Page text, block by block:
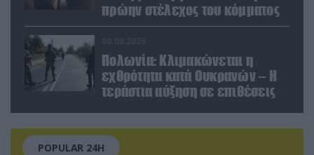
πρώην στέλεχος του κόμματος
Πολωνία: Κλιμακώνεται η
εχθρότητα κατά Ουκρανών – Η
τεράστια αύξηση σε επιθέσεις
POPULAR 24H